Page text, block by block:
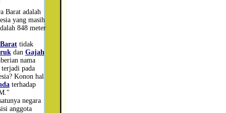
Barat adalah
yang masih
848 meter
tidak
dan Gajah
nama
pada
Konon hal
terhadap
negara
anggota